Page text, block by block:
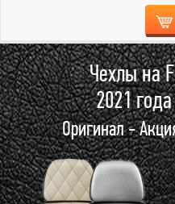
Чехлы на
2021
Оригинал -